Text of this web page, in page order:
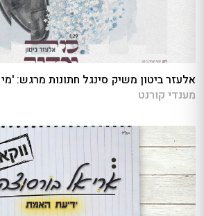
אלעזר ביטון משיק סינגל חתונות מרגש:
מענדי קורנט